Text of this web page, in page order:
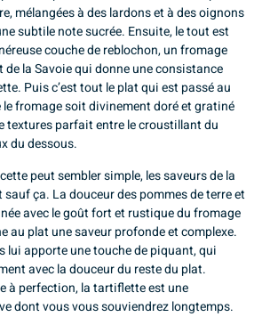
mélangées à des lardons et à des oignons
subtile note sucrée. Ensuite, le tout est
couche de reblochon, un fromage
de la Savoie qui donne une consistance
Puis c’est tout le plat qui est passé au
le fromage soit divinement doré et gratiné
textures parfait entre le croustillant du
du dessous.
peut sembler simple, les saveurs de la
ça. La douceur des pommes de terre et
avec le goût fort et rustique du fromage
au plat une saveur profonde et complexe.
lui apporte une touche de piquant, qui
avec la douceur du reste du plat.
à perfection, la tartiflette est une
dont vous vous souviendrez longtemps.